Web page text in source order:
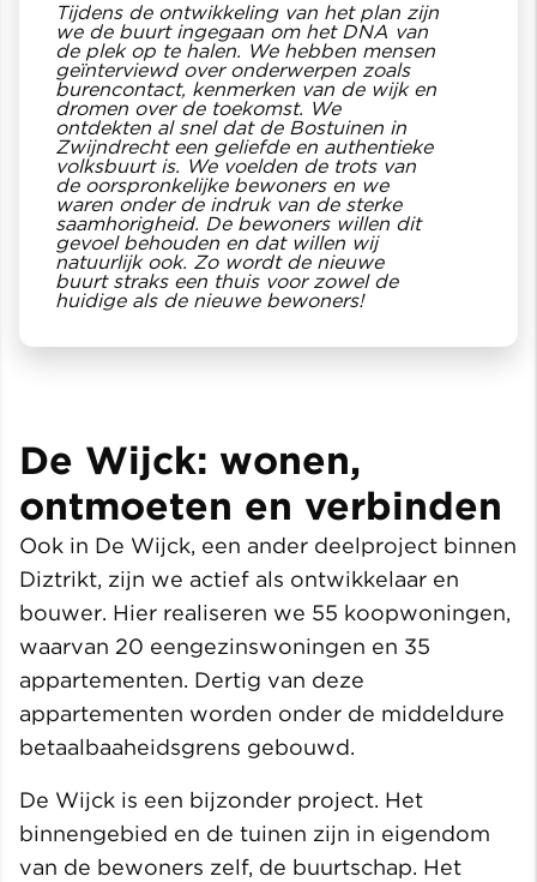
Tijdens de ontwikkeling van het plan zijn
we de buurt ingegaan om het DNA van
de plek op te halen. We hebben mensen
geïnterviewd over onderwerpen zoals
burencontact, kenmerken van de wijk en
dromen over de toekomst. We
ontdekten al snel dat de Bostuinen in
Zwijndrecht een geliefde en authentieke
volksbuurt is. We voelden de trots van
de oorspronkelijke bewoners en we
waren onder de indruk van de sterke
saamhorigheid. De bewoners willen dit
gevoel behouden en dat willen wij
natuurlijk ook. Zo wordt de nieuwe
buurt straks een thuis voor zowel de
huidige als de nieuwe bewoners!
De Wijck: wonen,
ontmoeten en verbinden
Ook in De Wijck, een ander deelproject binnen
Diztrikt, zijn we actief als ontwikkelaar en
bouwer. Hier realiseren we 55 koopwoningen,
waarvan 20 eengezinswoningen en 35
appartementen. Dertig van deze
appartementen worden onder de middeldure
betaalbaaheidsgrens gebouwd.
De Wijck is een bijzonder project. Het
binnengebied en de tuinen zijn in eigendom
van de bewoners zelf, de buurtschap. Het